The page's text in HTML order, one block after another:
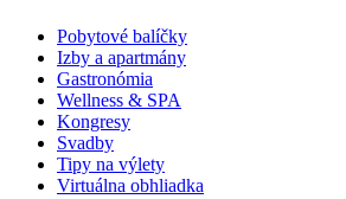
Pobytové balíčky
Izby a apartmány
Gastronómia
Wellness & SPA
Kongresy
Svadby
Tipy na výlety
Virtuálna obhliadka